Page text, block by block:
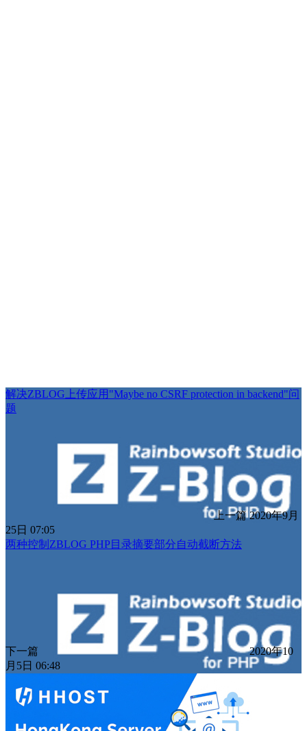
解决ZBLOG上传应用"Maybe no CSRF protection in backend"问
题
上一篇 2020年9月
25日 07:05
两种控制ZBLOG PHP目录摘要部分自动截断方法
下一篇
2020年10
月5日 06:48